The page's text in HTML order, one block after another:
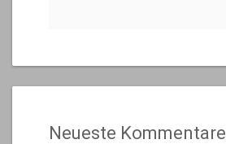
Neueste Kommentare